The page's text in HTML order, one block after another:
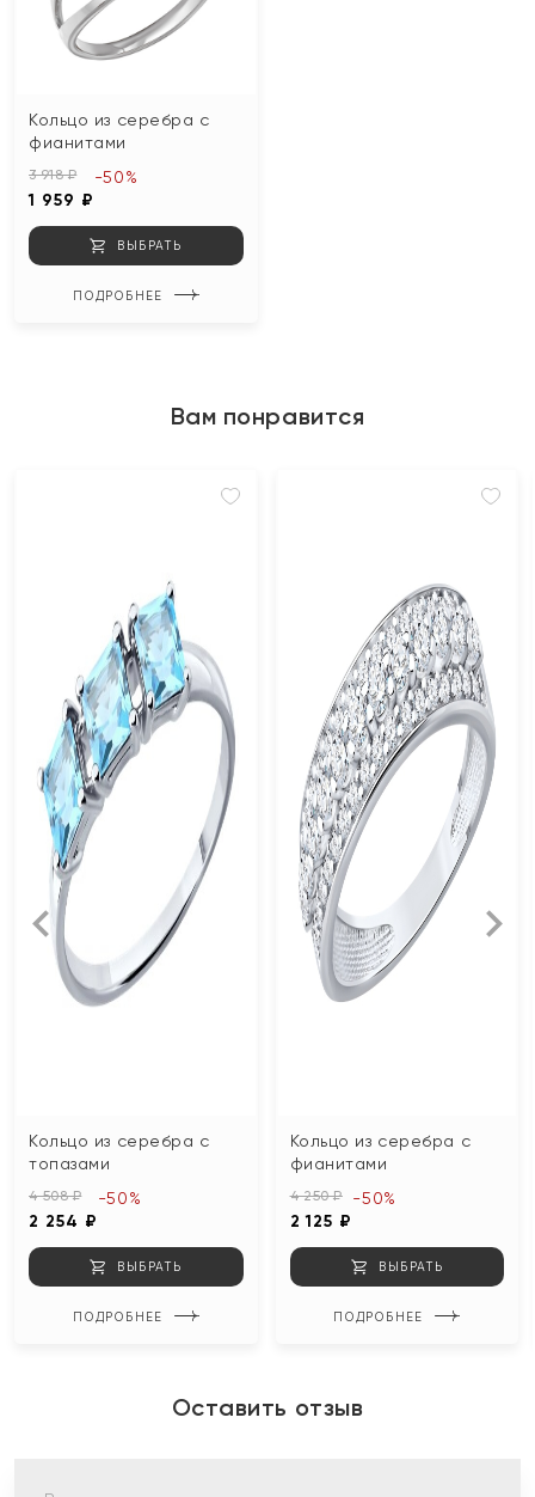
Кольцо из серебра с
фианитами
3 918 ₽
1 959 ₽
-50%
ВЫБРАТЬ
ПОДРОБНЕЕ
Вам понравится
Кольцо из серебра с
топазами
4 508 ₽
2 254 ₽
-50%
ВЫБРАТЬ
ПОДРОБНЕЕ
Кольцо из серебра с
фианитами
4 250 ₽
2 125 ₽
-50%
ВЫБРАТЬ
ПОДРОБНЕЕ
Оставить отзыв